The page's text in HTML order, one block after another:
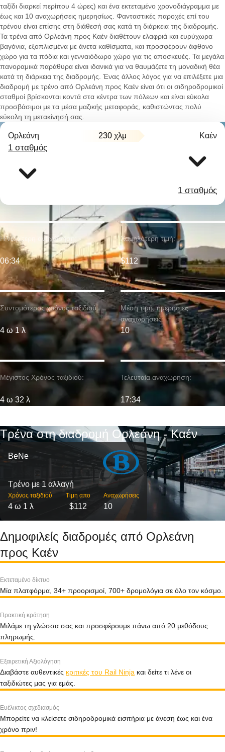
ταξίδι διαρκεί περίπου 4 ώρες) και ένα εκτεταμένο χρονοδιάγραμμα με
έως και 10 αναχωρήσεις ημερησίως. Φανταστικές παροχές επί του
τρένου είναι επίσης στη διάθεσή σας κατά τη διάρκεια της διαδρομής.
Τα τρένα από Ορλεάνη προς Καέν διαθέτουν ελαφριά και ευρύχωρα
βαγόνια, εξοπλισμένα με άνετα καθίσματα, και προσφέρουν άφθονο
χώρο για τα πόδια και γενναιόδωρο χώρο για τις αποσκευές. Τα μεγάλα
πανοραμικά παράθυρα είναι ιδανικά για να θαυμάζετε τη μοναδική θέα
κατά τη διάρκεια της διαδρομής. Ένας άλλος λόγος για να επιλέξετε μια
διαδρομή με τρένο από Ορλεάνη προς Καέν είναι ότι οι σιδηροδρομικοί
σταθμοί βρίσκονται κοντά στα κέντρα των πόλεων και είναι εύκολα
προσβάσιμοι με τα μέσα μαζικής μεταφοράς, καθιστώντας πολύ
εύκολη τη μετακίνησή σας.
Ορλεάνη 230 χλμ Καέν
1 σταθμός
1 σταθμός
Συντομότερος χρόνος ταξιδιού:
4 ω 1 λ
Η νωρίτερη αναχώρηση:
06:34
Μέγιστος Χρόνος ταξιδιού:
4 ω 32 λ
Χαμηλότερη τιμή:
$112
Μέση τιμή. ημερήσιες
αναχωρήσεις:
10
Τελευταία αναχώρηση:
17:34
Τρένα στη διαδρομή Ορλεάνη - Καέν
BeNe
Τρένο με 1 αλλαγή
Χρόνος ταξιδιού
4 ω 1 λ
Τιμη απο
$112
Αναχωρήσεις
10
Δημοφιλείς διαδρομές από Ορλεάνη
προς Καέν
Εκτεταμένο δίκτυο
Μία πλατφόρμα, 34+ προορισμοί, 700+ δρομολόγια σε όλο τον κόσμο.
Πρακτική κράτηση
Μιλάμε τη γλώσσα σας και προσφέρουμε πάνω από 20 μεθόδους
πληρωμής.
Εξαιρετική Αξιολόγηση
Διαβάστε αυθεντικές κριτικές του Rail Ninja και δείτε τι λένε οι
ταξιδιώτες μας για εμάς.
Ευέλικτος σχεδιασμός
Μπορείτε να κλείσετε σιδηροδρομικά εισιτήρια με άνεση έως και ένα
χρόνο πριν!